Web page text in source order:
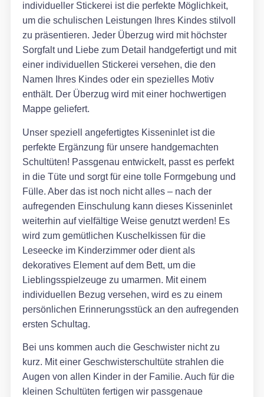
individueller Stickerei ist die perfekte Möglichkeit,
um die schulischen Leistungen Ihres Kindes stilvoll
zu präsentieren. Jeder Überzug wird mit höchster
Sorgfalt und Liebe zum Detail handgefertigt und mit
einer individuellen Stickerei versehen, die den
Namen Ihres Kindes oder ein spezielles Motiv
enthält. Der Überzug wird mit einer hochwertigen
Mappe geliefert.
Unser speziell angefertigtes Kisseninlet ist die
perfekte Ergänzung für unsere handgemachten
Schultüten! Passgenau entwickelt, passt es perfekt
in die Tüte und sorgt für eine tolle Formgebung und
Fülle. Aber das ist noch nicht alles – nach der
aufregenden Einschulung kann dieses Kisseninlet
weiterhin auf vielfältige Weise genutzt werden! Es
wird zum gemütlichen Kuschelkissen für die
Leseecke im Kinderzimmer oder dient als
dekoratives Element auf dem Bett, um die
Lieblingsspielzeuge zu umarmen. Mit einem
individuellen Bezug versehen, wird es zu einem
persönlichen Erinnerungsstück an den aufregenden
ersten Schultag.
Bei uns kommen auch die Geschwister nicht zu
kurz. Mit einer Geschwisterschultüte strahlen die
Augen von allen Kinder in der Familie. Auch für die
kleinen Schultüten fertigen wir passgenaue